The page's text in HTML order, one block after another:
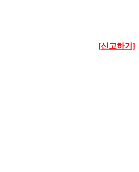
[신고하기]